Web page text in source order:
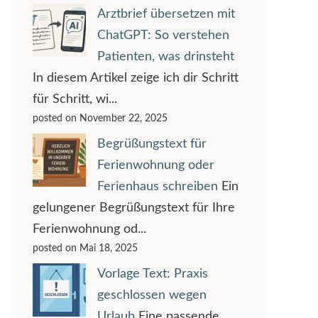
Arztbrief übersetzen mit
ChatGPT: So verstehen
Patienten, was drinsteht
In diesem Artikel zeige ich dir Schritt
für Schritt, wi...
posted on November 22, 2025
Begrüßungstext für
Ferienwohnung oder
Ferienhaus schreiben Ein
gelungener Begrüßungstext für Ihre
Ferienwohnung od...
posted on Mai 18, 2025
Vorlage Text: Praxis
geschlossen wegen